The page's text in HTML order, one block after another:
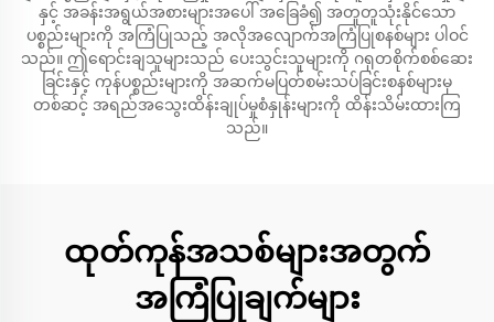
နှင့် အခန်းအရွယ်အစားများအပေါ် အခြေခံ၍ အတူတူသုံးနိုင်သော
ပစ္စည်းများကို အကြံပြုသည့် အလိုအလျောက်အကြံပြုစနစ်များ ပါဝင်
သည်။ ဤရောင်းချသူများသည် ပေးသွင်းသူများကို ဂရုတစိုက်စစ်ဆေး
ခြင်းနှင့် ကုန်ပစ္စည်းများကို အဆက်မပြတ်စမ်းသပ်ခြင်းစနစ်များမှ
တစ်ဆင့် အရည်အသွေးထိန်းချုပ်မှုစံနှုန်းများကို ထိန်းသိမ်းထားကြ
သည်။
ထုတ်ကုန်အသစ်များအတွက်
အကြံပြုချက်များ